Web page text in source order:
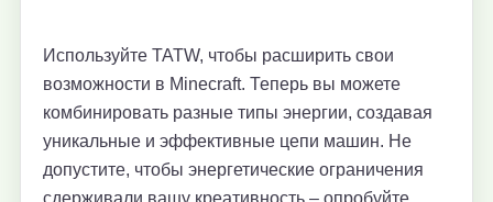
Используйте TATW, чтобы расширить свои
возможности в Minecraft. Теперь вы можете
комбинировать разные типы энергии, создавая
уникальные и эффективные цепи машин. Не
допустите, чтобы энергетические ограничения